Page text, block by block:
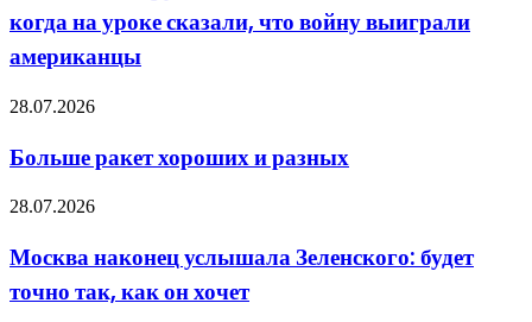
в
США,
на
сказали,
что
выиграли
когда на уроке сказали, что войну выиграли
американцы
Больше
хороших
и
28.07.2026
Больше ракет хороших и разных
Москва
услышала
Зеленского:
будет
28.07.2026
Москва наконец услышала Зеленского: будет
точно так, как он хочет